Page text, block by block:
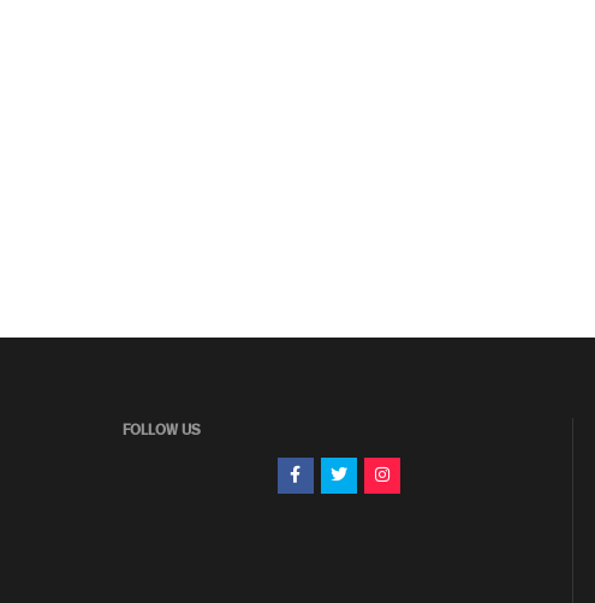
FOLLOW US